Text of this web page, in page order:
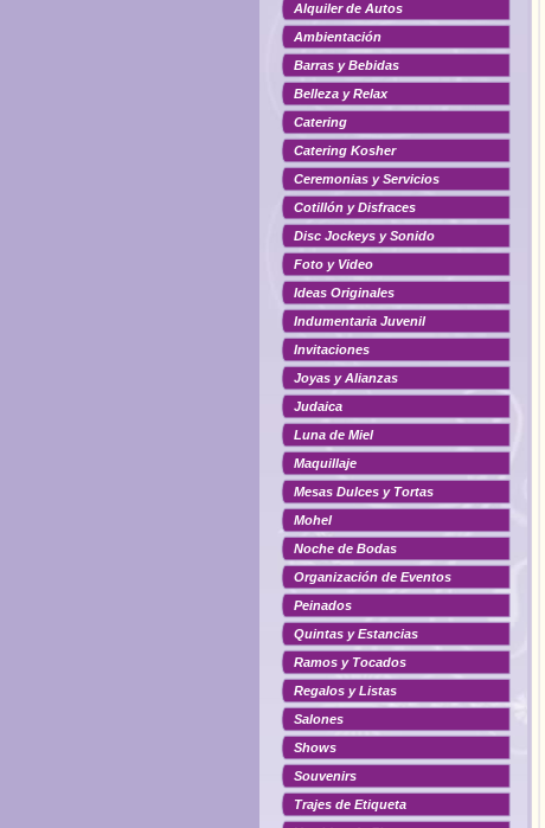
Alquiler de Autos
Ambientación
Barras y Bebidas
Belleza y Relax
Catering
Catering Kosher
Ceremonias y Servicios
Cotillón y Disfraces
Disc Jockeys y Sonido
Foto y Video
Ideas Originales
Indumentaria Juvenil
Invitaciones
Joyas y Alianzas
Judaica
Luna de Miel
Maquillaje
Mesas Dulces y Tortas
Mohel
Noche de Bodas
Organización de Eventos
Peinados
Quintas y Estancias
Ramos y Tocados
Regalos y Listas
Salones
Shows
Souvenirs
Trajes de Etiqueta